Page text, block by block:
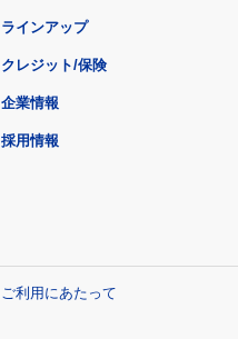
ラインアップ
クレジット/保険
企業情報
採用情報
ご利用にあたって